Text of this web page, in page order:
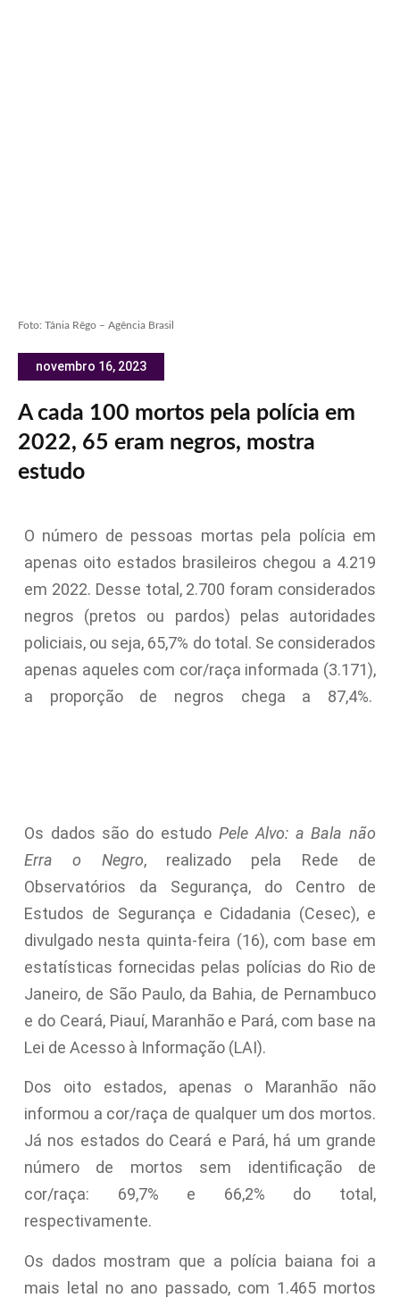
Foto: Tânia Rêgo – Agência Brasil
novembro 16, 2023
A cada 100 mortos pela polícia em
2022, 65 eram negros, mostra
estudo
O número de pessoas mortas pela polícia em
apenas oito estados brasileiros chegou a 4.219
em 2022. Desse total, 2.700 foram considerados
negros (pretos ou pardos) pelas autoridades
policiais, ou seja, 65,7% do total. Se considerados
apenas aqueles com cor/raça informada (3.171),
a proporção de negros chega a 87,4%.
Os dados são do estudo Pele Alvo: a Bala não
Erra o Negro, realizado pela Rede de
Observatórios da Segurança, do Centro de
Estudos de Segurança e Cidadania (Cesec), e
divulgado nesta quinta-feira (16), com base em
estatísticas fornecidas pelas polícias do Rio de
Janeiro, de São Paulo, da Bahia, de Pernambuco
e do Ceará, Piauí, Maranhão e Pará, com base na
Lei de Acesso à Informação (LAI).
Dos oito estados, apenas o Maranhão não
informou a cor/raça de qualquer um dos mortos.
Já nos estados do Ceará e Pará, há um grande
número de mortos sem identificação de
cor/raça: 69,7% e 66,2% do total,
respectivamente.
Os dados mostram que a polícia baiana foi a
mais letal no ano passado, com 1.465 mortos